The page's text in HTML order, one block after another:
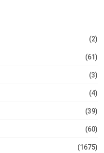
(2)
(61)
(3)
(4)
(39)
(60)
(1675)